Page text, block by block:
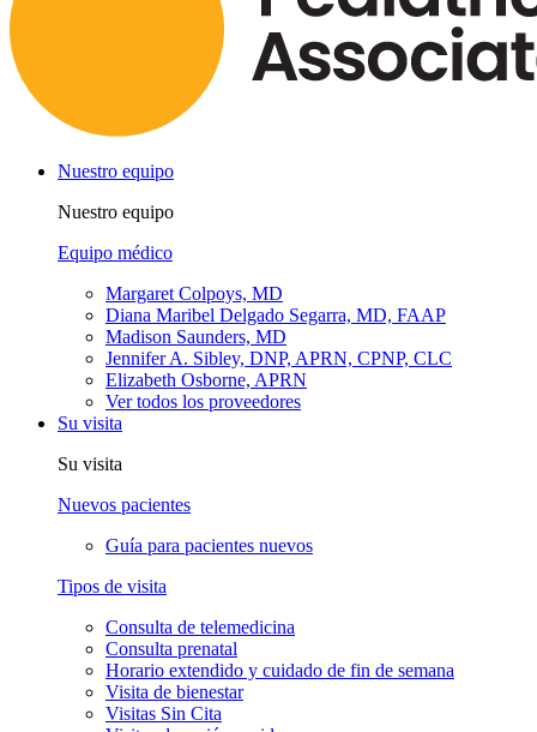
Nuestro equipo
Nuestro equipo
Equipo médico
Margaret Colpoys, MD
Diana Maribel Delgado Segarra, MD, FAAP
Madison Saunders, MD
Jennifer A. Sibley, DNP, APRN, CPNP, CLC
Elizabeth Osborne, APRN
Ver todos los proveedores
Su visita
Su visita
Nuevos pacientes
Guía para pacientes nuevos
Tipos de visita
Consulta de telemedicina
Consulta prenatal
Horario extendido y cuidado de fin de semana
Visita de bienestar
Visitas Sin Cita